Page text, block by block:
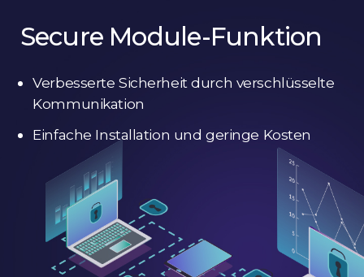
Secure Module-Funktion
Verbesserte Sicherheit durch verschlüsselte
Kommunikation
Einfache Installation und geringe Kosten